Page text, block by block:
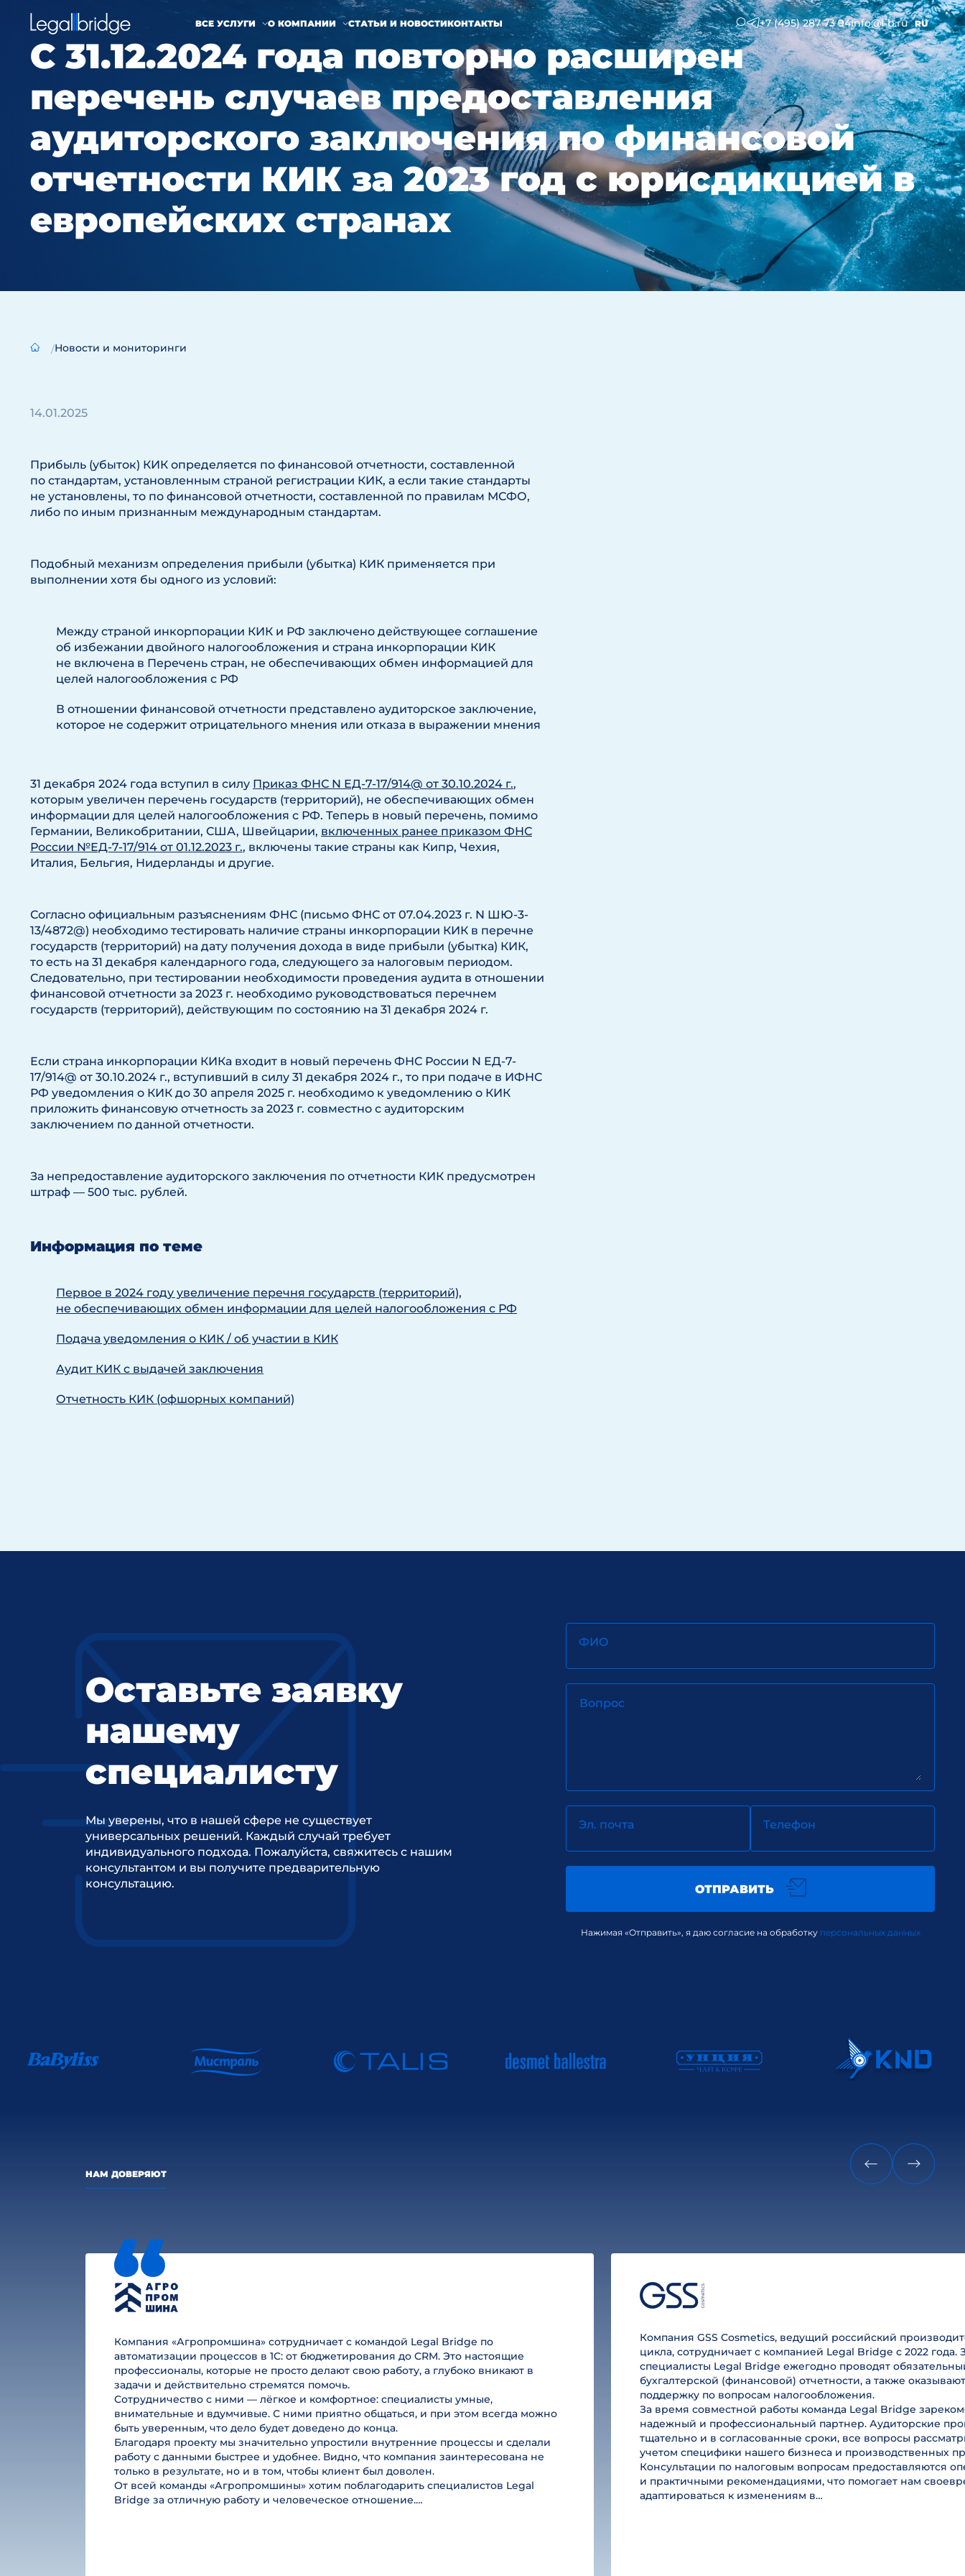
ВСЕ УСЛУГИ О КОМПАНИИ СТАТЬИ И НОВОСТИКОНТАКТЫ +7 (495) 287 73 94info@l-b.ru RU
С 31.12.2024 года повторно расширен
перечень случаев предоставления
аудиторского заключения по финансовой
отчетности КИК за 2023 год с юрисдикцией в
европейских странах
Новости и мониторинги
14.01.2025
Прибыль (убыток) КИК определяется по финансовой отчетности, составленной
по стандартам, установленным страной регистрации КИК, а если такие стандарты
не установлены, то по финансовой отчетности, составленной по правилам МСФО,
либо по иным признанным международным стандартам.
Подобный механизм определения прибыли (убытка) КИК применяется при
выполнении хотя бы одного из условий:
Между страной инкорпорации КИК и РФ заключено действующее соглашение
об избежании двойного налогообложения и страна инкорпорации КИК
не включена в Перечень стран, не обеспечивающих обмен информацией для
целей налогообложения с РФ
В отношении финансовой отчетности представлено аудиторское заключение,
которое не содержит отрицательного мнения или отказа в выражении мнения
31 декабря 2024 года вступил в силу Приказ ФНС N ЕД-7-17/914@ от 30.10.2024 г.,
которым увеличен перечень государств (территорий), не обеспечивающих обмен
информации для целей налогообложения с РФ. Теперь в новый перечень, помимо
Германии, Великобритании, США, Швейцарии, включенных ранее приказом ФНС
России №ЕД-7-17/914 от 01.12.2023 г., включены такие страны как Кипр, Чехия,
Италия, Бельгия, Нидерланды и другие.
Согласно официальным разъяснениям ФНС (письмо ФНС от 07.04.2023 г. N ШЮ-3-
13/4872@) необходимо тестировать наличие страны инкорпорации КИК в перечне
государств (территорий) на дату получения дохода в виде прибыли (убытка) КИК,
то есть на 31 декабря календарного года, следующего за налоговым периодом.
Следовательно, при тестировании необходимости проведения аудита в отношении
финансовой отчетности за 2023 г. необходимо руководствоваться перечнем
государств (территорий), действующим по состоянию на 31 декабря 2024 г.
Если страна инкорпорации КИКа входит в новый перечень ФНС России N ЕД-7-
17/914@ от 30.10.2024 г., вступивший в силу 31 декабря 2024 г., то при подаче в ИФНС
РФ уведомления о КИК до 30 апреля 2025 г. необходимо к уведомлению о КИК
приложить финансовую отчетность за 2023 г. совместно с аудиторским
заключением по данной отчетности.
За непредоставление аудиторского заключения по отчетности КИК предусмотрен
штраф — 500 тыс. рублей.
Информация по теме
Первое в 2024 году увеличение перечня государств (территорий),
не обеспечивающих обмен информации для целей налогообложения с РФ
Подача уведомления о КИК / об участии в КИК
Аудит КИК с выдачей заключения
Отчетность КИК (офшорных компаний)
Оставьте заявку
нашему
специалисту
Мы уверены, что в нашей сфере не существует
универсальных решений. Каждый случай требует
индивидуального подхода. Пожалуйста, свяжитесь с нашим
консультантом и вы получите предварительную
консультацию.
ФИО
Вопрос
Эл. почта Телефон
ОТПРАВИТЬ
Нажимая «Отправить», я даю согласие на обработку персональных данных
НАМ ДОВЕРЯЮТ
Компания «Агропромшина» сотрудничает с командой Legal Bridge по
автоматизации процессов в 1С: от бюджетирования до CRM. Это настоящие
профессионалы, которые не просто делают свою работу, а глубоко вникают в
задачи и действительно стремятся помочь.
Сотрудничество с ними — лёгкое и комфортное: специалисты умные,
внимательные и вдумчивые. С ними приятно общаться, и при этом всегда можно
быть уверенным, что дело будет доведено до конца.
Благодаря проекту мы значительно упростили внутренние процессы и сделали
работу с данными быстрее и удобнее. Видно, что компания заинтересована не
только в результате, но и в том, чтобы клиент был доволен.
От всей команды «Агропромшины» хотим поблагодарить специалистов Legal
Bridge за отличную работу и человеческое отношение.…
Компания GSS Cosmetics, ведущий российский
цикла, сотрудничает с компанией Legal Bridge с 2022 года.
специалисты Legal Bridge ежегодно проводят
бухгалтерской (финансовой) отчетности, а также
поддержку по вопросам налогообложения.
За время совместной работы команда Legal Bridge
надежный и профессиональный партнер. Аудиторские
тщательно и в согласованные сроки, все вопросы
учетом специфики нашего бизнеса и производственных
Консультации по налоговым вопросам предоставляются
и практичными рекомендациями, что помогает нам
адаптироваться к изменениям в…